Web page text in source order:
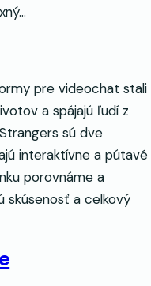
pre videochat stali
a spájajú ľudí z
sú dve
interaktívne a pútavé
porovnáme a
skúsenosť a celkový